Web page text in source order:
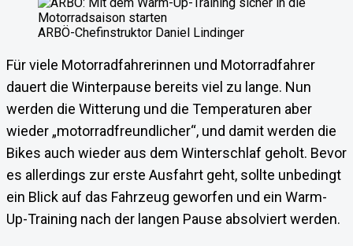
ARBÖ-Chefinstruktor Daniel Lindinger
Für viele Motorradfahrerinnen und Motorradfahrer
dauert die Winterpause bereits viel zu lange. Nun
werden die Witterung und die Temperaturen aber
wieder „motorradfreundlicher“, und damit werden die
Bikes auch wieder aus dem Winterschlaf geholt. Bevor
es allerdings zur erste Ausfahrt geht, sollte unbedingt
ein Blick auf das Fahrzeug geworfen und ein Warm-
Up-Training nach der langen Pause absolviert werden.